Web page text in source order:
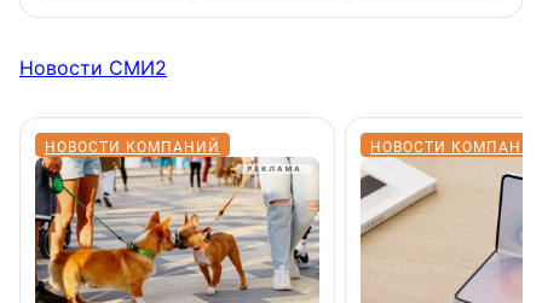
Новости СМИ2
НОВОСТИ КОМПАНИЙ НОВОСТИ